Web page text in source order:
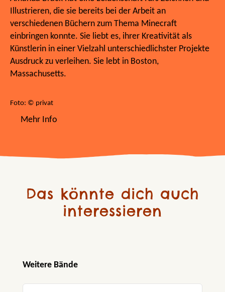
Illustrieren, die sie bereits bei der Arbeit an
verschiedenen Büchern zum Thema Minecraft
einbringen konnte. Sie liebt es, ihrer Kreativität als
Künstlerin in einer Vielzahl unterschiedlichster Projekte
Ausdruck zu verleihen. Sie lebt in Boston,
Massachusetts.
Foto: © privat
Mehr Info
Das könnte dich auch
interessieren
Produktgalerie überspringen
Weitere Bände